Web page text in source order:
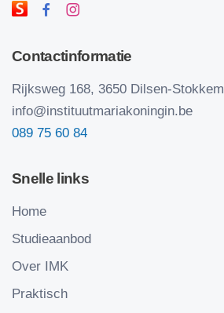
Contactinformatie
Rijksweg 168, 3650 Dilsen-Stokkem
info@instituutmariakoningin.be
089 75 60 84
Snelle links
Home
Studieaanbod
Over IMK
Praktisch